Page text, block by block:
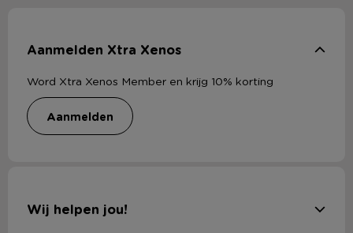
Aanmelden Xtra Xenos
Word Xtra Xenos Member en krijg 10% korting
aanmelden
Wij helpen jou!